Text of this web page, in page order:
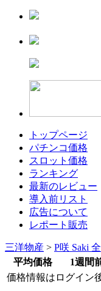
トップページ
パチンコ価格
スロット価格
ランキング
最新のレビュー
導入前リスト
広告について
レポート販売
三洋物産 > P咲 Saki
平均価格
1週間
価格情報はログイン